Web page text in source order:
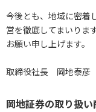
今後とも、地域に密着
営を徹底してまいりま
お願い申し上げます。
取締役社長 岡地泰彦
岡地証券の取り扱